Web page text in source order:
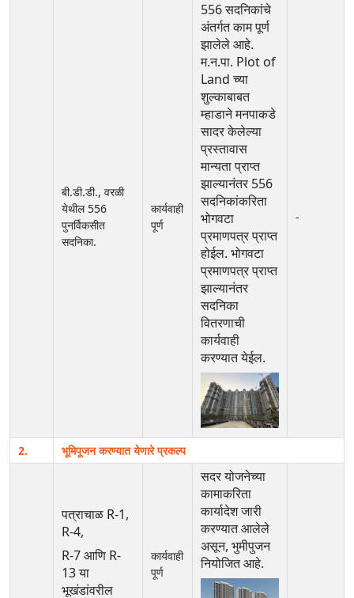
बी.डी.डी., वरळी
येथील 556
पुनर्विकसीत
सदनिका.
कार्यवाही
पूर्ण
556 सदनिकांचे
अंतर्गत काम पूर्ण
झालेले आहे.
म.न.पा. Plot of
Land च्या
शुल्काबाबत
म्हाडाने मनपाकडे
सादर केलेल्या
प्रस्तावास
मान्यता प्राप्त
झाल्यानंतर 556
सदनिकांकरिता
भोगवटा
प्रमाणपत्र प्राप्त
होईल. भोगवटा
प्रमाणपत्र प्राप्त
झाल्यानंतर
सदनिका
वितरणाची
कार्यवाही
करण्यात येईल.
-
2. भूमिपूजन करण्यात येणारे प्रकल्प
पत्राचाळ R-1,
R-4,
R-7 आणि R-
13 या
भूखंडांवरील
कार्यवाही
पूर्ण
सदर योजनेच्या
कामाकरिता
कार्यादेश जारी
करण्यात आलेले
असून, भुमीपुजन
नियोजित आहे.